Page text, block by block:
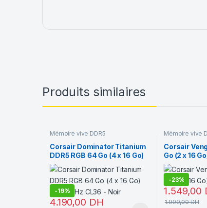
Produits similaires
Mémoire vive DDR5
Corsair Dominator Titanium
DDR5 RGB 64 Go (4 x 16 Go)
6000 MHz CL36 – Noir
-19%
4.190,00 DH
Mémoire vive
Corsair
Go (2 x 16
CL30
-23%
1.549,00
1.999,00DH